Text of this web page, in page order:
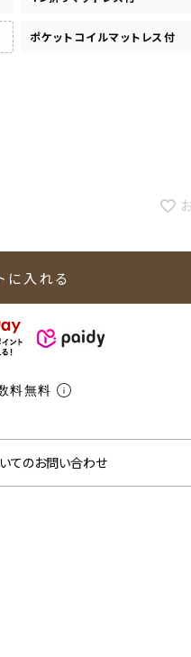
ポケットコイルマットレス付
に入れる
料無料
てのお問い合わせ